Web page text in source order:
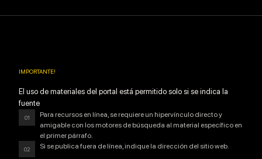
IMPORTANTE!
El uso de materiales del portal está permitido solo si se indica la
fuente
01
Para recursos en línea, se requiere un hipervínculo directo y
amigable con los motores de búsqueda al material específico en
el primer párrafo.
02 Si se publica fuera de línea, indique la dirección del sitio web.